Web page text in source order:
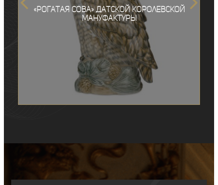
«Рогатая сова» Датской королевской
мануфактуры